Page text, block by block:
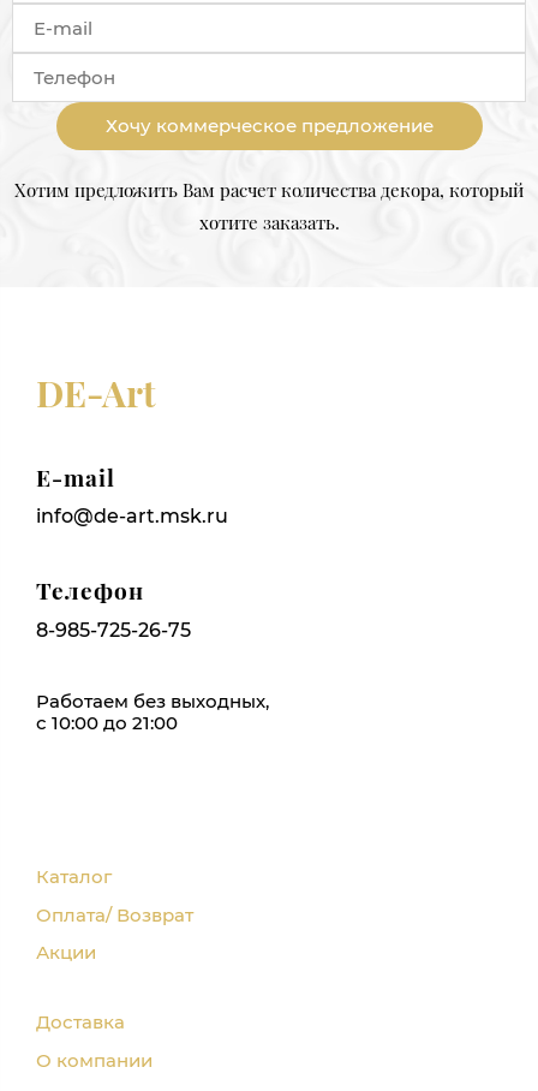
Хочу коммерческое предложение
Хотим предложить Вам расчет количества декора, который
хотите заказать.
DE-Art
E-mail
info@de-art.msk.ru
Телефон
8-985-725-26-75
Работаем без выходных,
с 10:00 до 21:00
Каталог
Оплата/ Возврат
Акции
Доставка
О компании